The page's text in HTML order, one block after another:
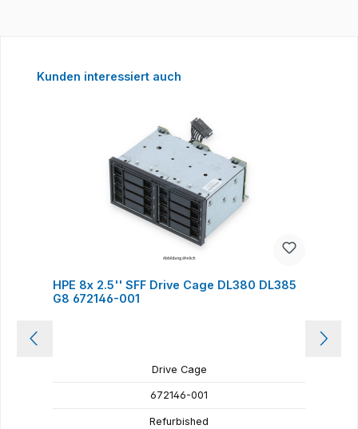
Produktgalerie überspringen
Kunden interessiert auch
HPE 8x 2.5'' SFF Drive Cage DL380 DL385
G8 672146-001
Drive Cage
672146-001
Refurbished